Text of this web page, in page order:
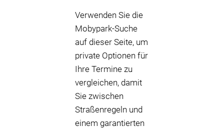
Verwenden Sie die
Mobypark-Suche
auf dieser Seite, um
private Optionen für
Ihre Termine zu
vergleichen, damit
Sie zwischen
Straßenregeln und
einem garantierten